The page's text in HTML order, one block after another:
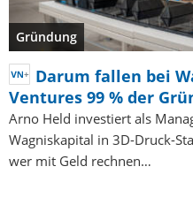
Gründung
Darum fallen bei
Ventures 99 % der
Arno Held investiert als
Wagniskapital in 3D-Druck-
wer mit Geld rechnen…